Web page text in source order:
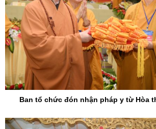
Ban tổ chức đón nhận pháp y từ Hòa